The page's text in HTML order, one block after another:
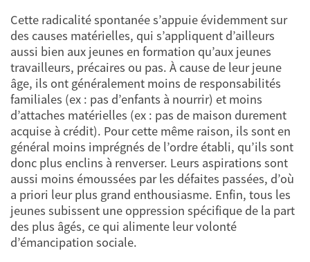
Cette radicalité spontanée s’appuie évidemment sur
des causes matérielles, qui s’appliquent d’ailleurs
aussi bien aux jeunes en formation qu’aux jeunes
travailleurs, précaires ou pas. À cause de leur jeune
âge, ils ont généralement moins de responsabilités
familiales (ex : pas d’enfants à nourrir) et moins
d’attaches matérielles (ex : pas de maison durement
acquise à crédit). Pour cette même raison, ils sont en
général moins imprégnés de l’ordre établi, qu’ils sont
donc plus enclins à renverser. Leurs aspirations sont
aussi moins émoussées par les défaites passées, d’où
a priori leur plus grand enthousiasme. Enfin, tous les
jeunes subissent une oppression spécifique de la part
des plus âgés, ce qui alimente leur volonté
d’émancipation sociale.